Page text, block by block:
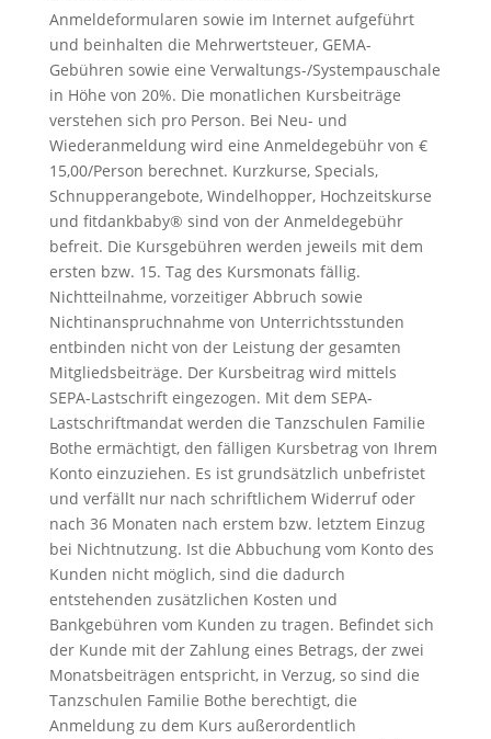
Anmeldeformularen sowie im Internet aufgeführt
und beinhalten die Mehrwertsteuer, GEMA-
Gebühren sowie eine Verwaltungs-/Systempauschale
in Höhe von 20%. Die monatlichen Kursbeiträge
verstehen sich pro Person. Bei Neu- und
Wiederanmeldung wird eine Anmeldegebühr von €
15,00/Person berechnet. Kurzkurse, Specials,
Schnupperangebote, Windelhopper, Hochzeitskurse
und fitdankbaby® sind von der Anmeldegebühr
befreit. Die Kursgebühren werden jeweils mit dem
ersten bzw. 15. Tag des Kursmonats fällig.
Nichtteilnahme, vorzeitiger Abbruch sowie
Nichtinanspruchnahme von Unterrichtsstunden
entbinden nicht von der Leistung der gesamten
Mitgliedsbeiträge. Der Kursbeitrag wird mittels
SEPA-Lastschrift eingezogen. Mit dem SEPA-
Lastschriftmandat werden die Tanzschulen Familie
Bothe ermächtigt, den fälligen Kursbetrag von Ihrem
Konto einzuziehen. Es ist grundsätzlich unbefristet
und verfällt nur nach schriftlichem Widerruf oder
nach 36 Monaten nach erstem bzw. letztem Einzug
bei Nichtnutzung. Ist die Abbuchung vom Konto des
Kunden nicht möglich, sind die dadurch
entstehenden zusätzlichen Kosten und
Bankgebühren vom Kunden zu tragen. Befindet sich
der Kunde mit der Zahlung eines Betrags, der zwei
Monatsbeiträgen entspricht, in Verzug, so sind die
Tanzschulen Familie Bothe berechtigt, die
Anmeldung zu dem Kurs außerordentlich